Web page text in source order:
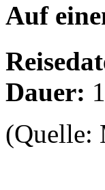
Auf
Dauer:
(Quelle: